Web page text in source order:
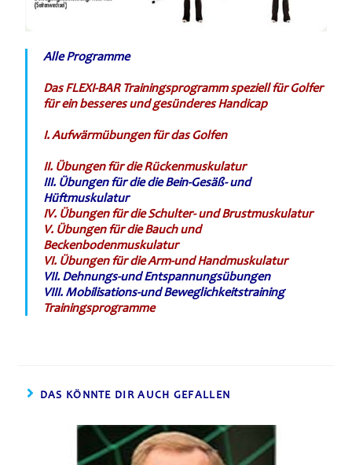
Alle Programme
Das FLEXI-BAR Trainingsprogramm speziell für Golfer
für ein besseres und gesünderes Handicap
I. Aufwärmübungen für das Golfen
II. Übungen für die Rückenmuskulatur
III. Übungen für die die Bein-Gesäß- und
Hüftmuskulatur
IV. Übungen für die Schulter- und Brustmuskulatur
V. Übungen für die Bauch und
Beckenbodenmuskulatur
VI. Übungen für die Arm-und Handmuskulatur
VII. Dehnungs-und Entspannungsübungen
VIII. Mobilisations-und Beweglichkeitstraining
Trainingsprogramme
DAS KÖNNTE DIR AUCH GEFALLEN